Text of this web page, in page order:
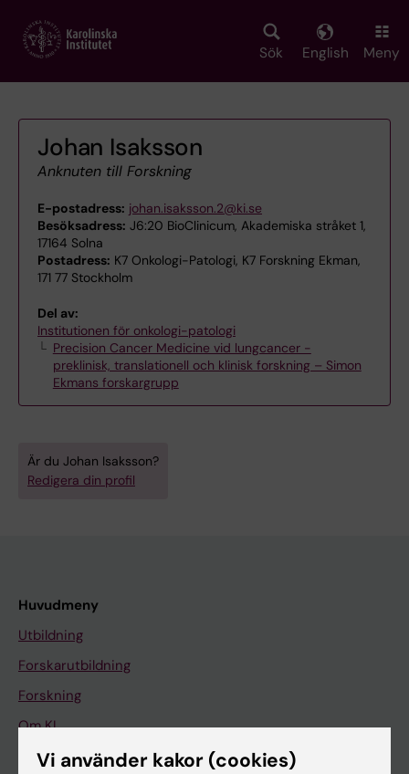
main
Sök English Meny
Johan Isaksson
Anknuten till Forskning
E-postadress: johan.isaksson.2@ki.se
Besöksadress: J6:20 BioClinicum, Akademiska stråket 1,
17164 Solna
Postadress: K7 Onkologi-Patologi, K7 Forskning Ekman,
171 77 Stockholm
Del av:
Institutionen för onkologi-patologi
Precision Cancer Medicine vid lungcancer -
preklinisk, translationell och klinisk forskning – Simon
Ekmans forskargrupp
Är du Johan Isaksson?
Redigera din profil
Huvudmeny
Utbildning
Forskarutbildning
Forskning
Om KI
Vi använder kakor (cookies)